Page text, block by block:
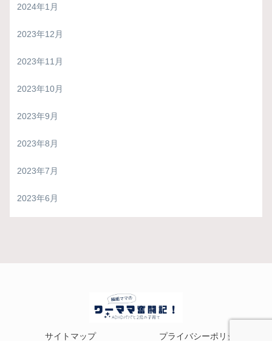
2024年1月
2023年12月
2023年11月
2023年10月
2023年9月
2023年8月
2023年7月
2023年6月
サイトマップ プライバシーポリシー